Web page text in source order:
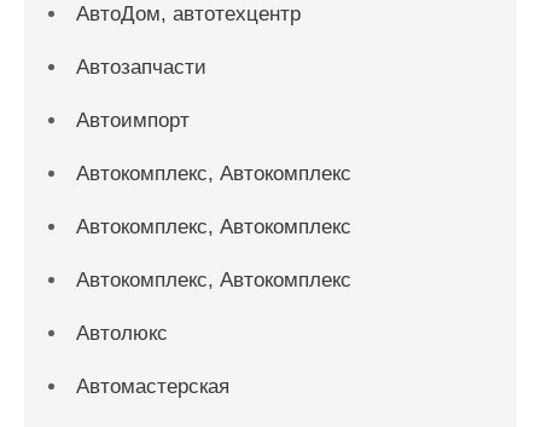
АвтоДом, автотехцентр
Автозапчасти
Автоимпорт
Автокомплекс, Автокомплекс
Автокомплекс, Автокомплекс
Автокомплекс, Автокомплекс
Автолюкс
Автомастерская